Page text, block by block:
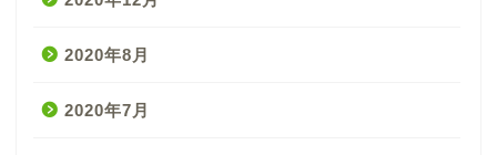
2020年8月
2020年7月